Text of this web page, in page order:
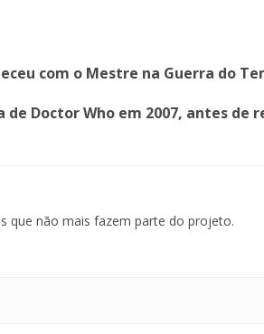
com o Mestre na Guerra do
Doctor Who em 2007, antes de
que não mais fazem parte do projeto.